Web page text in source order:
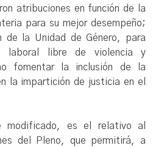
atribuciones en función de la
para su mejor desempeño;
de la Unidad de Género, para
laboral libre de violencia y
fomentar la inclusión de la
la impartición de justicia en el
modificado, es el relativo al
del Pleno, que permitirá, a